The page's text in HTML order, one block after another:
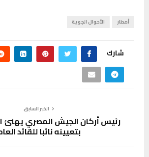
أمطار الأحوال الجوية
شارك
الخبر السابق
رئيس أركان الجيش المصري يهنئ
بتعيينه نائبا للقائد